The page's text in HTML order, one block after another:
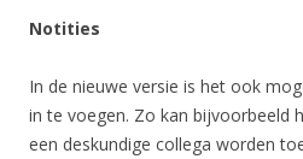
Notities
In de nieuwe versie is het ook
in te voegen. Zo kan bijvoorbeeld
een deskundige collega worden